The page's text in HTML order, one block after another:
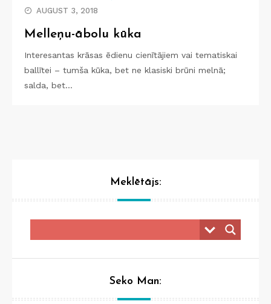
AUGUST 3, 2018
Melleņu-ābolu kūka
Interesantas krāsas ēdienu cienītājiem vai tematiskai
ballītei – tumša kūka, bet ne klasiski brūni melnā;
salda, bet…
Meklētājs:
Seko Man: